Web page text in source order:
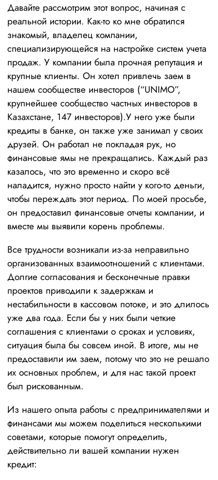
Давайте рассмотрим этот вопрос, начиная с
реальной истории. Как-то ко мне обратился
знакомый, владелец компании,
специализирующейся на настройке систем учета
продаж. У компании была прочная репутация и
крупные клиенты. Он хотел привлечь заем в
нашем сообществе инвесторов (“UNIMO”,
крупнейшее сообщество частных инвесторов в
Казахстане, 147 инвесторов).У него уже были
кредиты в банке, он также уже занимал у своих
друзей. Он работал не покладая рук, но
финансовые ямы не прекращались. Каждый раз
казалось, что это временно и скоро всё
наладится, нужно просто найти у кого-то деньги,
чтобы переждать этот период. По моей просьбе,
он предоставил финансовые отчеты компании, и
вместе мы выявили корень проблемы.
Все трудности возникали из-за неправильно
организованных взаимоотношений с клиентами.
Долгие согласования и бесконечные правки
проектов приводили к задержкам и
нестабильности в кассовом потоке, и это длилось
уже два года. Если бы у них были четкие
соглашения с клиентами о сроках и условиях,
ситуация была бы совсем иной. В итоге, мы не
предоставили им заем, потому что это не решало
их основных проблем, и для нас такой проект
был рискованным.
Из нашего опыта работы с предпринимателями и
финансами мы можем поделиться несколькими
советами, которые помогут определить,
действительно ли вашей компании нужен
кредит: